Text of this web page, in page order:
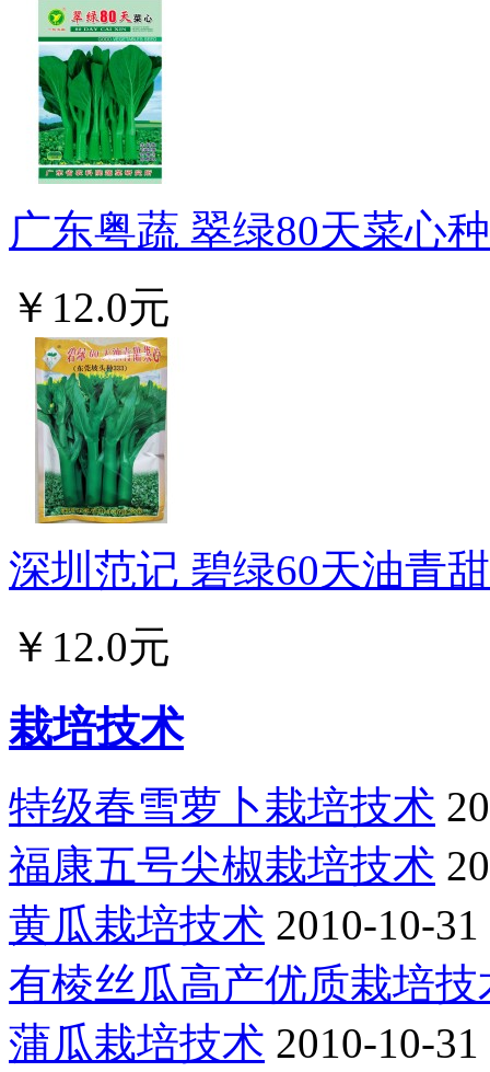
广东粤蔬 翠绿80天菜心
￥12.0元
深圳范记 碧绿60天油青
￥12.0元
栽培技术
特级春雪萝卜栽培技术
福康五号尖椒栽培技术
黄瓜栽培技术 2010-10-31
有棱丝瓜高产优质栽培技
蒲瓜栽培技术 2010-10-31